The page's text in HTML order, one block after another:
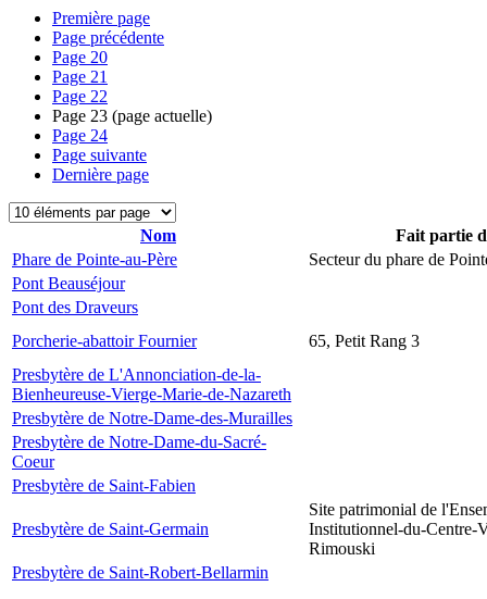
Première page
Page précédente
Page 20
Page 21
Page 22
Page 23 (page actuelle)
Page 24
Page suivante
Dernière page
Nom
Fait partie
Phare de Pointe-au-Père
Secteur du phare de
Pont Beauséjour
Pont des Draveurs
Porcherie-abattoir Fournier
65, Petit Rang 3
Presbytère de L'Annonciation-de-la-
Bienheureuse-Vierge-Marie-de-Nazareth
Presbytère de Notre-Dame-des-Murailles
Presbytère de Notre-Dame-du-Sacré-
Coeur
Presbytère de Saint-Fabien
Presbytère de Saint-Germain
Site patrimonial de
Institutionnel-du-Centre-
Rimouski
Presbytère de Saint-Robert-Bellarmin